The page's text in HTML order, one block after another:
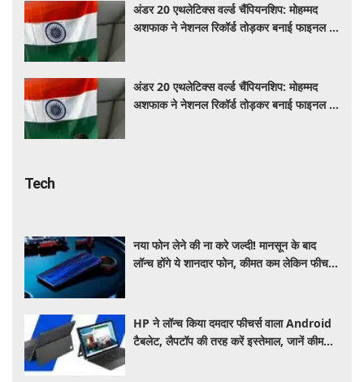
अंडर 20 एथलेटिक्स वर्ल्ड चैंपियनशिप: मोहम्मद
अशफाक ने नेशनल रिकॉर्ड तोड़कर बनाई फाइनल में
अंडर 20 एथलेटिक्स वर्ल्ड चैंपियनशिप: मोहम्मद
अशफाक ने नेशनल रिकॉर्ड तोड़कर बनाई फाइनल में
Tech
नया फोन लेने की ना करे जल्दी! मानसून के बाद
लॉन्च होंगे ये शानदार फोन, कीमत कम लेकिन फीचर्स
HP ने लॉन्च किया दमदार फीचर्स वाला Android
टैबलेट, लैपटॉप की तरह करें इस्तेमाल, जानें कीमत,